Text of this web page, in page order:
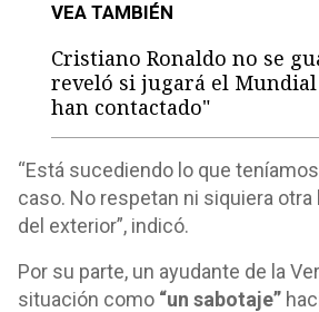
VEA TAMBIÉN
Cristiano Ronaldo no se
reveló si jugará el Mundial
han contactado"
“Está sucediendo lo que
caso. No respetan ni siquiera otra
del exterior”, indicó.
Por su parte, un ayudante de la
situación como “un sabotaje”